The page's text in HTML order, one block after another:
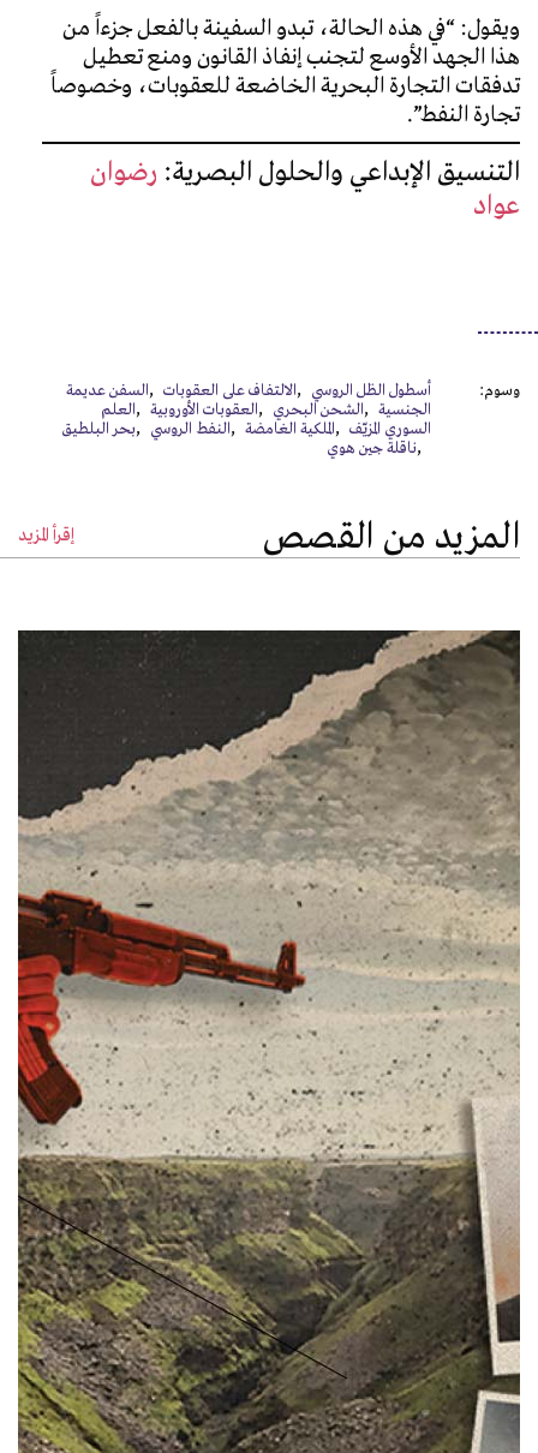
ويقول: “في هذه الحالة، تبدو السفينة بالفعل جزءاً من
هذا الجهد الأوسع لتجنب إنفاذ القانون ومنع تعطيل
تدفقات التجارة البحرية الخاضعة للعقوبات، وخصوصاً
تجارة النفط”.
التنسيق الإبداعي والحلول البصرية: رضوان
عواد
وسوم: أسطول الظل الروسي الالتفاف على العقوبات
السفن عديمة
الجنسية
الشحن البحري العقوبات الأوروبية
العلم
السوري المزيّف
الملكية الغامضة النفط الروسي
بحر البلطيق
ناقلة جين هوي
المزيد من القصص إقرأ المزيد